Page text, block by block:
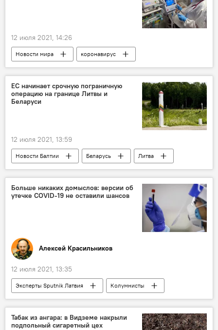
12 июля 2021, 14:26
Новости мира коронавирус
ЕС начинает срочную пограничную
операцию на границе Литвы и
Беларуси
12 июля 2021, 13:59
Новости Балтии Беларусь
Литва
Frontex
Больше никаких домыслов: версии об
утечке COVID-19 не оставили шансов
Алексей Красильников
12 июля 2021, 13:35
Эксперты Sputnik Латвия
Колумнисты
Китай
Весь мир коронавирус
Табак из ангара: в Видземе накрыли
подпольный сигаретный цех